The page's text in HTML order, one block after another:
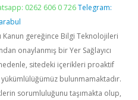
0262 606 0 726 Telegram:
Kanun gereğince Bilgi Teknolojileri
onaylanmış bir Yer Sağlayıcı
sitedeki içerikleri proaktif
bulunmamaktadır.
sorumluluğunu taşımakta olup,